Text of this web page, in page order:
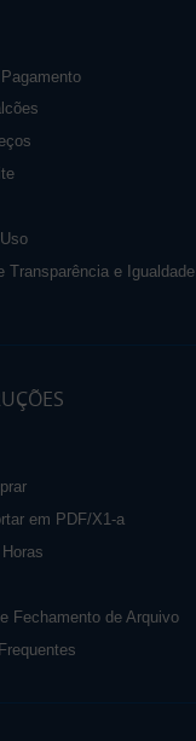
Transparência e Igualdade
em PDF/X1-a
Fechamento de Arquivo